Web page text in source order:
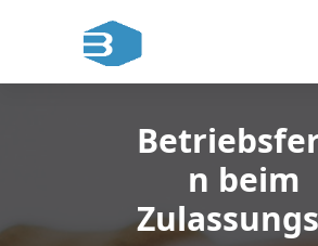
n beim